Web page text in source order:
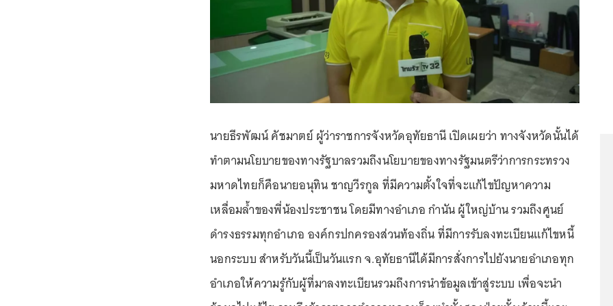
นายธีรพัฒน์ คัชมาตย์ ผู้ว่าราชการจังหวัดอุทัยธานี เปิดเผยว่า ทางจังหวัดนั้นได้
ทำตามนโยบายของทางรัฐบาลรวมถึงนโยบายของทางรัฐมนตรีว่าการกระทรวง
มหาดไทยก็คือนายอนุทิน ชาญวีรกูล ที่มีความตั้งใจที่จะแก้ไขปัญหาความ
เหลื่อมล้ำของพี่น้องประชาชน โดยมีทางอำเภอ กำนัน ผู้ใหญ่บ้าน รวมถึงศูนย์
ดำรงธรรมทุกอำเภอ องค์กรปกครองส่วนท้องถิ่น ที่มีการรับลงทะเบียนแก้ไขหนี้
นอกระบบ สำหรับวันนี้เป็นวันแรก จ.อุทัยธานีได้มีการสั่งการไปยังนายอำเภอทุก
อำเภอให้ความรู้กับผู้ที่มาลงทะเบียนรวมถึงการนำข้อมูลเข้าสู่ระบบ เพื่อจะนำ